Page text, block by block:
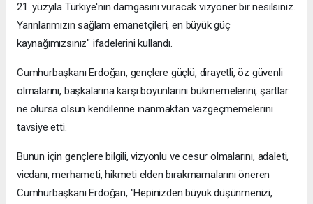
21. yüzyıla Türkiye'nin damgasını vuracak vizyoner bir nesilsiniz.
Yarınlarımızın sağlam emanetçileri, en büyük güç
kaynağımızsınız" ifadelerini kullandı.
Cumhurbaşkanı Erdoğan, gençlere güçlü, dirayetli, öz güvenli
olmalarını, başkalarına karşı boyunlarını bükmemelerini, şartlar
ne olursa olsun kendilerine inanmaktan vazgeçmemelerini
tavsiye etti.
Bunun için gençlere bilgili, vizyonlu ve cesur olmalarını, adaleti,
vicdanı, merhameti, hikmeti elden bırakmamalarını öneren
Cumhurbaşkanı Erdoğan, "Hepinizden büyük düşünmenizi,